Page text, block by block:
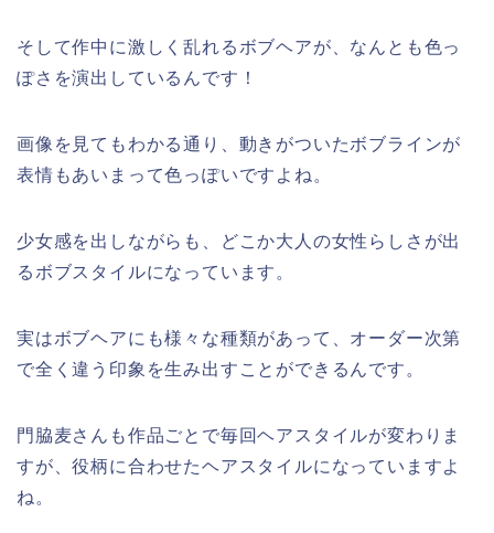
そして作中に激しく乱れるボブヘアが、なんとも色っ
ぽさを演出しているんです！
画像を見てもわかる通り、動きがついたボブラインが
表情もあいまって色っぽいですよね。
少女感を出しながらも、どこか大人の女性らしさが出
るボブスタイルになっています。
実はボブヘアにも様々な種類があって、オーダー次第
で全く違う印象を生み出すことができるんです。
門脇麦さんも作品ごとで毎回ヘアスタイルが変わりま
すが、役柄に合わせたヘアスタイルになっていますよ
ね。